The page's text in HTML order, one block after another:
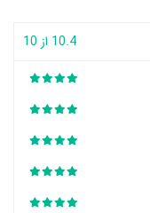
10.4 از 10